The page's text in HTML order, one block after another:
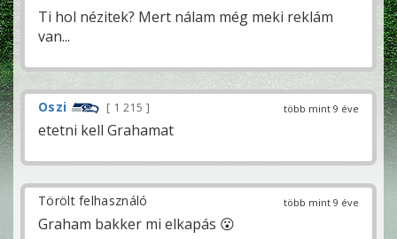
Ti hol nézitek? Mert nálam még meki reklám
van...
több mint 9 éve
Oszi 1 215
etetni kell Grahamat
több mint 9 éve
Törölt felhasználó
Graham bakker mi elkapás 😮